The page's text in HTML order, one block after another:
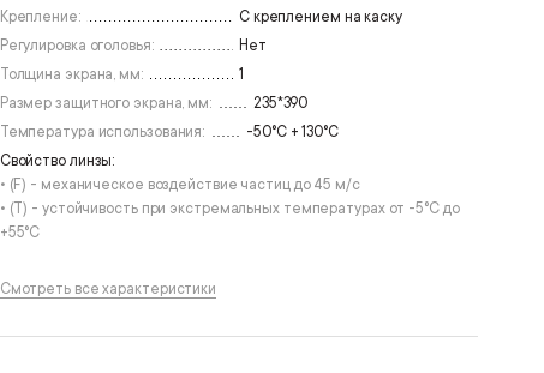
Крепление:
С креплением на каску
Регулировка оголовья:
Нет
Толщина экрана, мм:
1
Размер защитного экрана, мм:
235*390
Температура использования:
-50°C + 130°C
Свойство линзы:
• (F) - механическое воздействие частиц до 45 м/с
• (T) - устойчивость при экстремальных температурах от -5°С до
+55°С
Смотреть все характеристики